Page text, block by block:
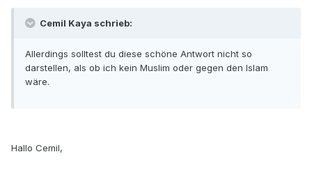
Cemil Kaya schrieb:
Allerdings solltest du diese schöne Antwort nicht so
darstellen, als ob ich kein Muslim oder gegen den Islam
wäre.
Hallo Cemil,